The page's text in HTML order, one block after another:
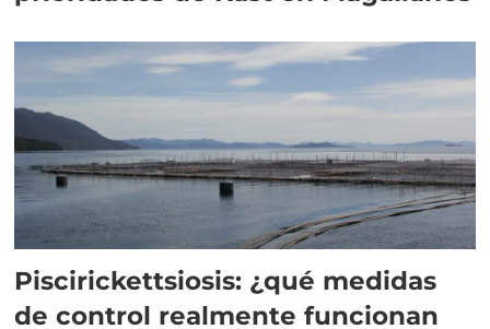
Piscirickettsiosis: ¿qué medidas
de control realmente funcionan